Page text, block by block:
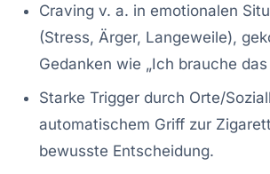
Craving v. a. in emotionalen
(Stress, Ärger, Langeweile),
Gedanken wie „Ich brauche das
Starke Trigger durch Orte/
automatischem Griff zur
bewusste Entscheidung.